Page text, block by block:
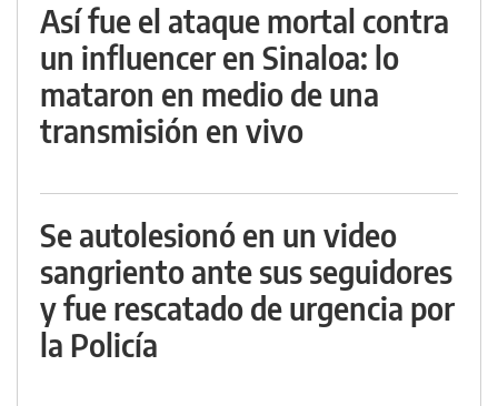
Así fue el ataque mortal contra
un influencer en Sinaloa: lo
mataron en medio de una
transmisión en vivo
Se autolesionó en un video
sangriento ante sus seguidores
y fue rescatado de urgencia por
la Policía